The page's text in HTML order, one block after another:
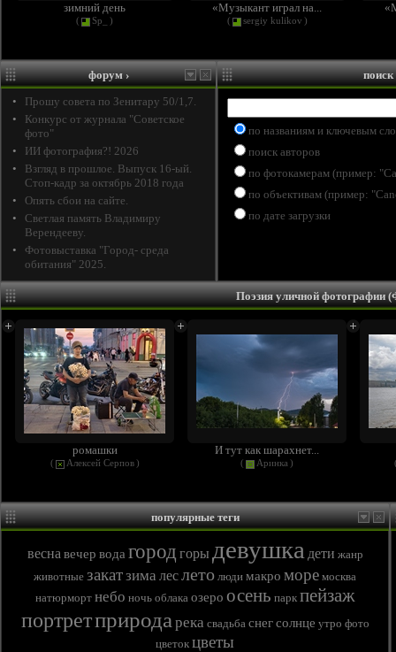
зимний день
( Sp_ )
«Музыкант играл на...
( sergiy kulikov )
форум›
•
Прошу совета по Зенитару 50/1,7.
•
Конкурс от журнала "Советское
фото"
•
ИИ фотография?! 2026
•
Взгляд в прошлое. Выпуск 16-ый.
Стоп-кадр за октябрь 2018 года
•
Опять сбои на сайте.
•
Светлая память Владимиру
Верендееву.
•
Фотовыставка "Город- среда
обитания" 2025.
по названиям и ключевым
поиск авторов
по фотокамерам (пример:
по объективам (пример:
по дате загрузки
Поэзия уличной фотографии
ромашки
( Алексей Серпов )
И тут как шарахнет...
( Аринка )
популярные теги
весна вечер вода город горы девушка дети жанр
животные закатзима леслето люди макро море москва
натюрморт небо ночь облака озеро осень парк пейзаж
портретприрода река свадьба снег солнце утро фото
цветок цветы